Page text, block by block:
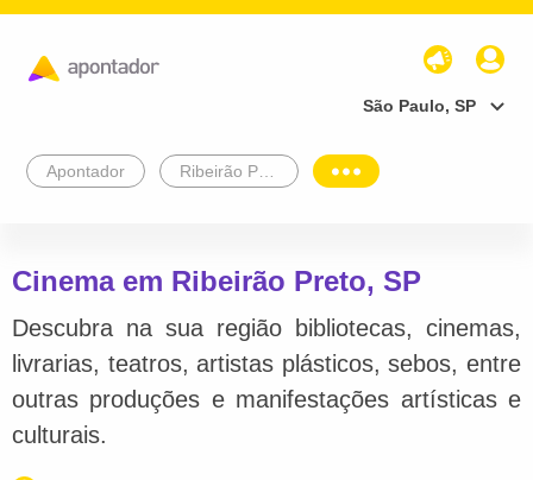
São Paulo, SP
Apontador
Cinema em Ribeirão Preto, SP
Descubra na sua região bibliotecas, cinemas,
livrarias, teatros, artistas plásticos, sebos, entre
outras produções e manifestações artísticas e
culturais.